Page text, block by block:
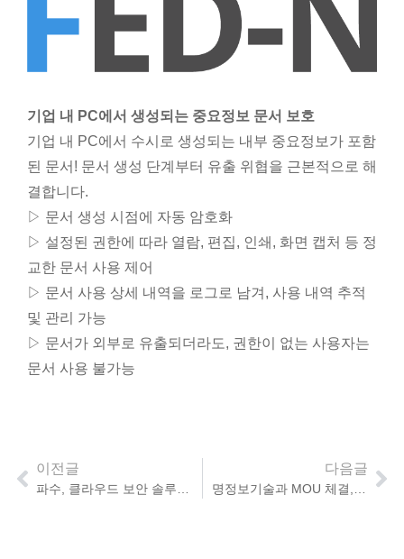
기업 내 PC에서 생성되는 중요정보 문서 보호
기업 내 PC에서 수시로 생성되는 내부 중요정보가 포함
된 문서! 문서 생성 단계부터 유출 위협을 근본적으로 해
결합니다.
▷ 문서 생성 시점에 자동 암호화
▷ 설정된 권한에 따라 열람, 편집, 인쇄, 화면 캡처 등 정
교한 문서 사용 제어
▷ 문서 사용 상세 내역을 로그로 남겨, 사용 내역 추적
및 관리 가능
▷ 문서가 외부로 유출되더라도, 권한이 없는 사용자는
문서 사용 불가능
이전글
파수, 클라우드 보안 솔루션 출시
다음글
명정보기술과 MOU 체결, 고객 지원 강화